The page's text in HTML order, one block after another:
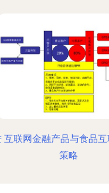
互联网金融产品与食品
策略